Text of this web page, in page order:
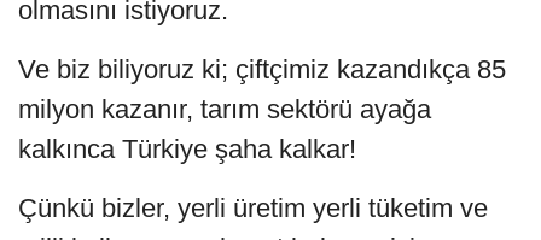
olmasını istiyoruz.
Ve biz biliyoruz ki; çiftçimiz kazandıkça 85
milyon kazanır, tarım sektörü ayağa
kalkınca Türkiye şaha kalkar!
Çünkü bizler, yerli üretim yerli tüketim ve